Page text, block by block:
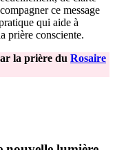
ce message
qui aide à
prière consciente.
la prière du Rosaire